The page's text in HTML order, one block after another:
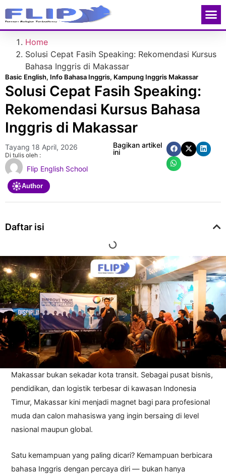
Home
Solusi Cepat Fasih Speaking: Rekomendasi Kursus
Bahasa Inggris di Makassar
Basic English, Info Bahasa Inggris, Kampung Inggris Makassar
Solusi Cepat Fasih Speaking:
Rekomendasi Kursus Bahasa
Inggris di Makassar
Tayang 18 April, 2026
Di tulis oleh :
Flip English School
Author
Bagikan artikel
ini
Daftar isi
Makassar bukan sekadar kota transit. Sebagai pusat bisnis,
pendidikan, dan logistik terbesar di kawasan Indonesia
Timur, Makassar kini menjadi magnet bagi para profesional
muda dan calon mahasiswa yang ingin bersaing di level
nasional maupun global.
Satu kemampuan yang paling dicari? Kemampuan berbicara
bahasa Inggris dengan percaya diri — bukan hanya